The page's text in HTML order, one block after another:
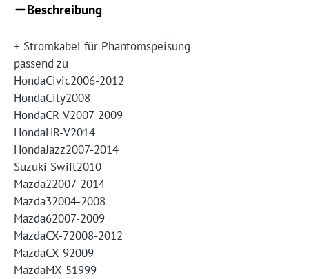
Beschreibung
+ Stromkabel für Phantomspeisung
passend zu
HondaCivic2006-2012
HondaCity2008
HondaCR-V2007-2009
HondaHR-V2014
HondaJazz2007-2014
Suzuki Swift2010
Mazda22007-2014
Mazda32004-2008
Mazda62007-2009
MazdaCX-72008-2012
MazdaCX-92009
MazdaMX-51999